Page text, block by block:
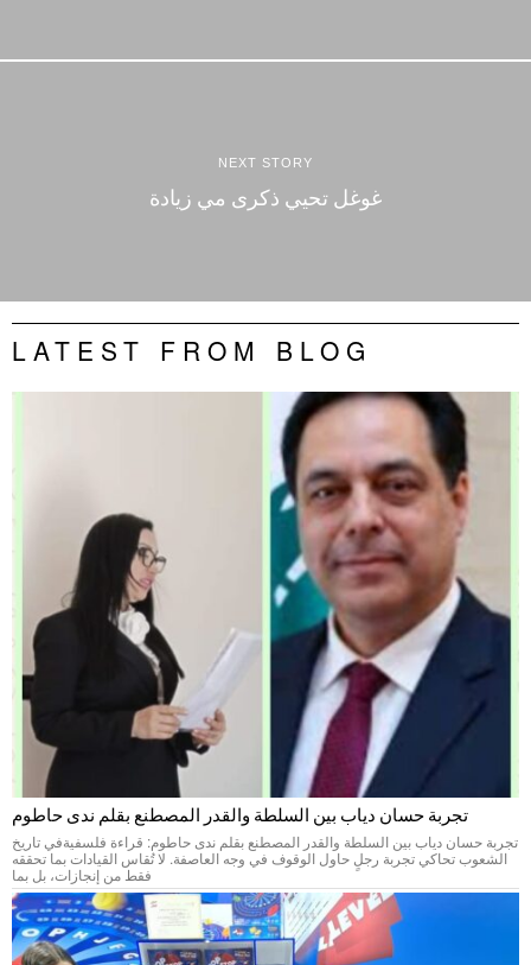
NEXT STORY
غوغل تحيي ذكرى مي زيادة
LATEST FROM BLOG
تجربة حسان دياب بين السلطة والقدر المصطنع بقلم ندى حاطوم
تجربة حسان دياب بين السلطة والقدر المصطنع بقلم ندى حاطوم: قراءة فلسفيةفي تاريخ
الشعوب تحاكي تجربة رجلٍ حاول الوقوف في وجه العاصفة. لا تُقاس القيادات بما تحققه
فقط من إنجازات، بل بما